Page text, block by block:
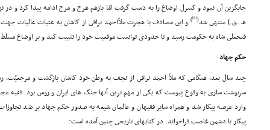
هـ .ق.) منتهى شد(
[6]
)
فتحعلى شاه به حکومت رسید و تا حدودى توانست موقعیت خود را تثبیت کند و بر اوضاع
حکم جهاد
چند سال بعد، هنگامى که ملاّ احمد نراقى از نجف به وطن خود کاشان بازگشت و
سرنوشت سازى به وقوع پیوست که یکى از مهم ترین آنها جنگ هاى ایران و روس بود. فقیه
وارد عرصه پیکار شد و همراه سایر فقیهان و عالمان شیعه به صدور حکم جهاد بر ضد
پیکار با دشمن غاصب فراخواند. در کتابهاى تاریخى چنین آمده است: